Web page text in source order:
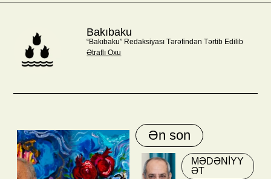
Bakıbaku
“Bakıbaku” Redaksiyası Tərəfindən Tərtib Edilib
Ətraflı Oxu
Ən son
MƏDƏNIYY
ƏT